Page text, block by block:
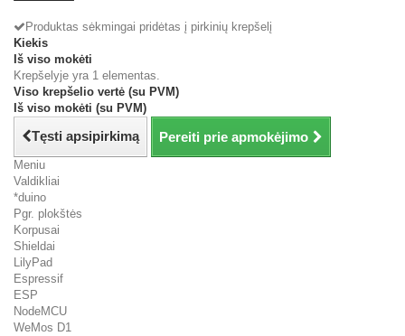
Produktas sėkmingai pridėtas į pirkinių krepšelį
Kiekis
Iš viso mokėti
Krepšelyje yra 1 elementas.
Viso krepšelio vertė (su PVM)
Iš viso mokėti (su PVM)
Tęsti apsipirkimą Pereiti prie apmokėjimo
Meniu
Valdikliai
*duino
Pgr. plokštės
Korpusai
Shieldai
LilyPad
Espressif
ESP
NodeMCU
WeMos D1